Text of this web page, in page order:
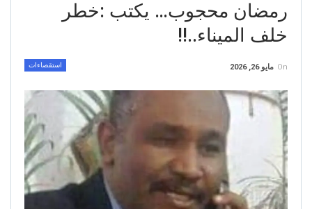
رمضان محجوب… يكتب :خطر
خلف الميناء..!!
استقصاءات On مايو 26, 2026